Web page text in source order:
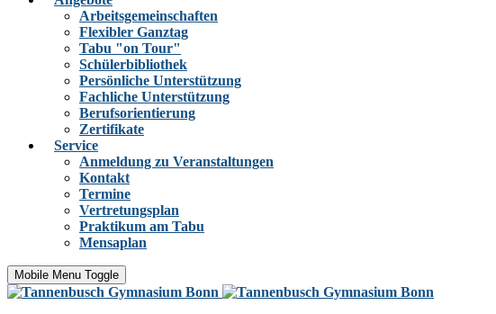
Arbeitsgemeinschaften
Flexibler Ganztag
Tabu "on Tour"
Schülerbibliothek
Persönliche Unterstützung
Fachliche Unterstützung
Berufsorientierung
Zertifikate
Service
Anmeldung zu Veranstaltungen
Kontakt
Termine
Vertretungsplan
Praktikum am Tabu
Mensaplan
Mobile Menu Toggle